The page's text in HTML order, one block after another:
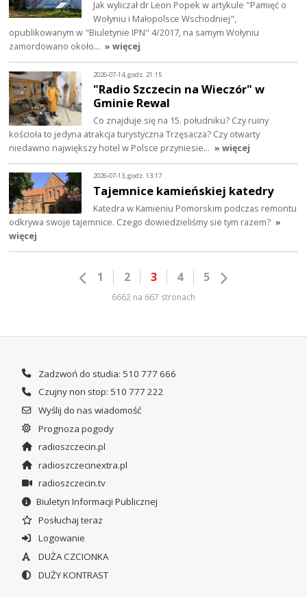
Jak wyliczał dr Leon Popek w artykule "Pamięć o
Wołyniu i Małopolsce Wschodniej",
opublikowanym w "Biuletynie IPN" 4/2017, na samym Wołyniu
zamordowano około… » więcej
2026-07-14, godz. 21:15
"Radio Szczecin na Wieczór" w
Gminie Rewal
Co znajduje się na 15. południku? Czy ruiny
kościoła to jedyna atrakcja turystyczna Trzęsacza? Czy otwarty
niedawno największy hotel w Polsce przyniesie… » więcej
2026-07-13, godz. 13:17
Tajemnice kamieńskiej katedry
Katedra w Kamieniu Pomorskim podczas remontu
odkrywa swoje tajemnice. Czego dowiedzieliśmy sie tym razem? »
więcej
1 2 3 4 5
6662 na 667 stronach
Zadzwoń do studia: 510 777 666
Czujny non stop: 510 777 222
Wyślij do nas wiadomość
Prognoza pogody
radioszczecin.pl
radioszczecinextra.pl
radioszczecin.tv
Biuletyn Informacji Publicznej
Posłuchaj teraz
Logowanie
DUŻA CZCIONKA
DUŻY KONTRAST